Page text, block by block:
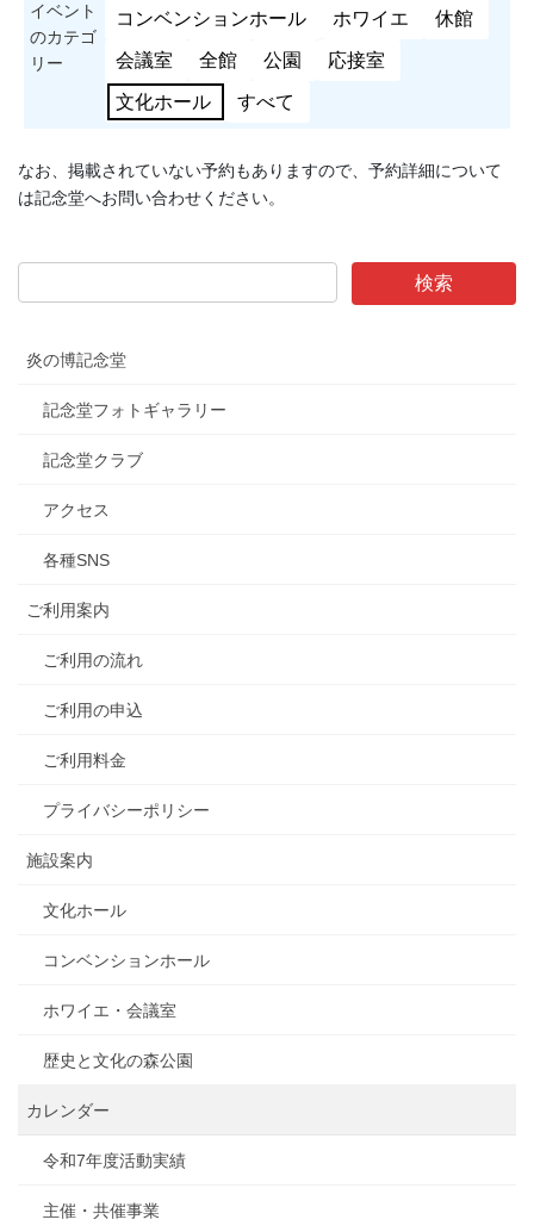
イベント
のカテゴ
リー
コンベンションホール ホワイエ 休館
会議室 全館 公園 応接室
文化ホール すべて
なお、掲載されていない予約もありますので、予約詳細について
は記念堂へお問い合わせください。
炎の博記念堂
記念堂フォトギャラリー
記念堂クラブ
アクセス
各種SNS
ご利用案内
ご利用の流れ
ご利用の申込
ご利用料金
プライバシーポリシー
施設案内
文化ホール
コンベンションホール
ホワイエ・会議室
歴史と文化の森公園
カレンダー
令和7年度活動実績
主催・共催事業